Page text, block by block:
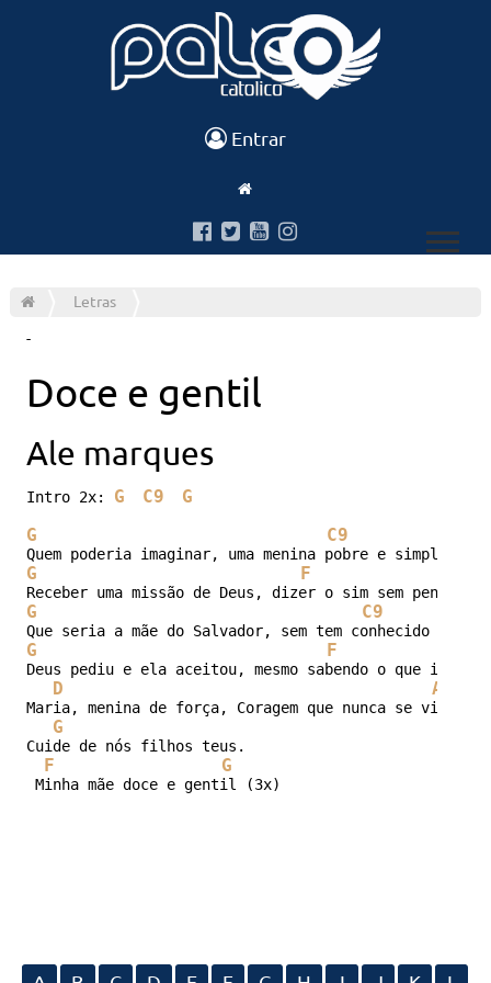
Entrar
Letras
-
Doce e gentil
Ale marques
Intro 2x: G C9
G
G
C9
G F
G
C9
G
F
Deus pediu e ela aceitou, mesmo sabendo o que ia
D Am
Maria, menina de força, Coragem que nunca se viu
G
Cuide de nós filhos teus.
F G
Minha mãe doce e gentil (3x)